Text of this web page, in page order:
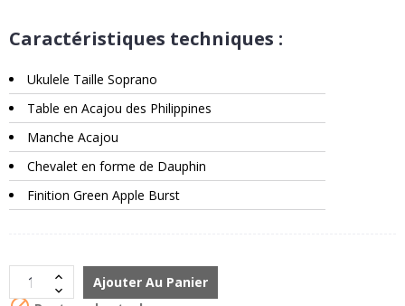
Caractéristiques techniques :
Ukulele Taille Soprano
Table en Acajou des Philippines
Manche Acajou
Chevalet en forme de Dauphin
Finition Green Apple Burst
Ajouter Au Panier